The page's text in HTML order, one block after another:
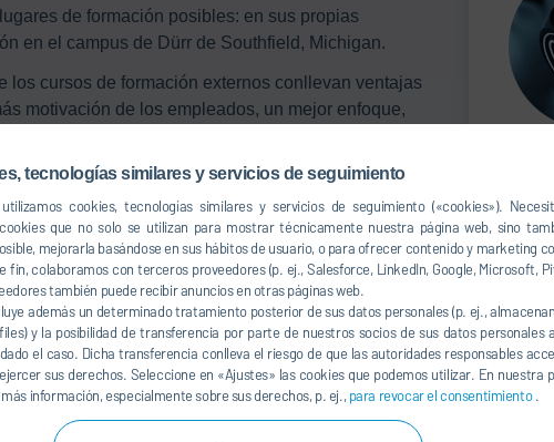
tecnologías similares y servicios de seguimiento
cookies, tecnologías similares y servicios de seguimiento («cookies»).
que no solo se utilizan para mostrar técnicamente nuestra página web, sino
mejorarla basándose en sus hábitos de usuario, o para ofrecer contenido y marketing
fin, colaboramos con terceros proveedores (p. ej., Salesforce, LinkedIn, Google, Microsoft,
también puede recibir anuncios en otras páginas web.
además un determinado tratamiento posterior de sus datos personales (p. ej.,
y la posibilidad de transferencia por parte de nuestros socios de sus datos personales
el caso. Dicha transferencia conlleva el riesgo de que las autoridades responsables
sus derechos. Seleccione en «Ajustes» las cookies que podemos utilizar. En nuestra
información, especialmente sobre sus derechos, p. ej.,para revocar el consentimiento.
de formación posibles: en sus propias
en el campus de Dürr de Southfield, Michigan.
cursos de formación externos conllevan ventajas
motivación de los empleados, un mejor enfoque,
factores deben tenerse en cuenta a la hora de
director de formación Rick Sears colaborará en
a sus necesidades especiales, dentro o fuera de
y duración. Los cursos pueden combinarse
Michigan
está equipado con todos los robots actuales
Dürr